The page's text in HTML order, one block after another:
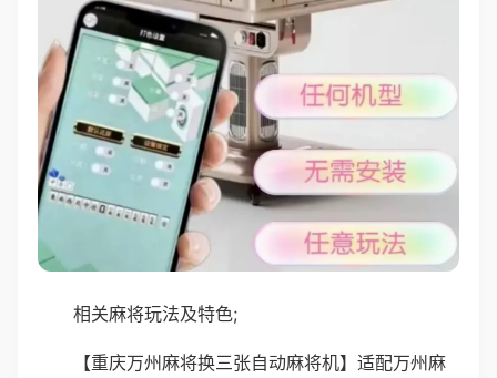
相关麻将玩法及特色;
【重庆万州麻将换三张自动麻将机】适配万州麻